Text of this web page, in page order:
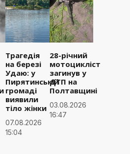
Трагедія
на березі
Удаю: у
Пирятинській
громаді
виявили
тіло жінки
07.08.2026
15:04
28-річний
мотоцикліст
загинув у
ДТП на
Полтавщині
03.08.2026
16:47